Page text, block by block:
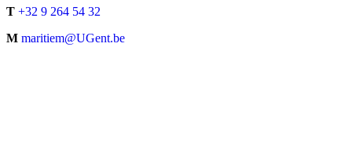
T +32 9 264 54 32
M maritiem@UGent.be